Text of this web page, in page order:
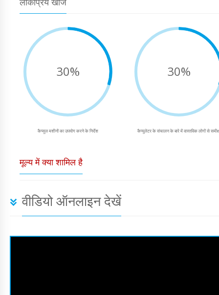
30%
कैप्सूल मशीनों का उपयोग करने के निर्देश
30%
कैप्युलेटर के संचालन के बारे में वास्तविक लोगों से
मूल्य में क्या शामिल है
वीडियो ऑनलाइन देखें